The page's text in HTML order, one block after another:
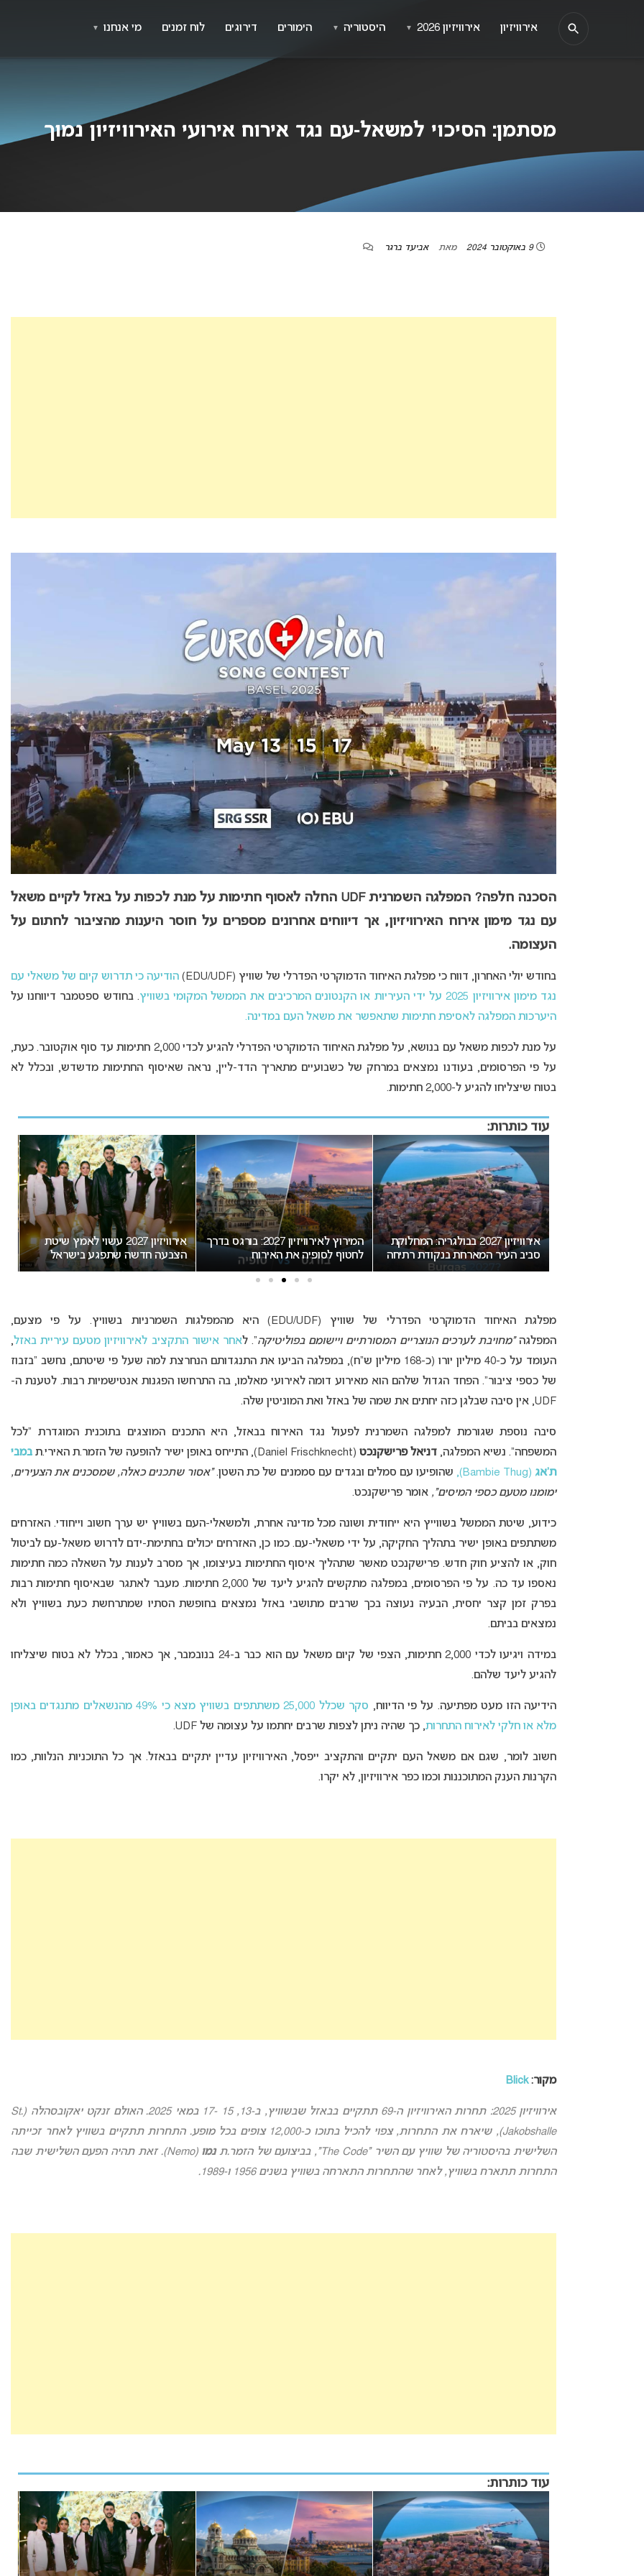
מסתמן: הסיכוי למשאל-עם נגד אירוח אירועי האירוויזיון נמוך
9 באוקטובר 2024 מאת אביעד ברגר
הסכנה חלפה? ה
מפלגה השמרנית UDF החלה לאסוף חתימות על מנת לכפות על באזל לקיים משאל
עם נגד מימון אירוח האירוויזיון, אך דיווחים אחרונים מספרים על חוסר היענות מהציבור לחתום על
העצומה.
בחודש יולי האחרון, דווח כי מפלגת האיחוד הדמוקרטי הפדרלי של שוויץ (EDU/UDF
) הודיעה כי תדרוש קיום של משאלי עם
נגד מימון אירוויזיון 2025 על ידי העיריות או הקנטונים המרכיבים את הממשל המקומי בשוויץ
. בחודש ספטמבר דיווחנו על
היערכות המפלגה לאסיפת חתימות שתאפשר את משאל העם במדינה.
על מנת לכפות משאל עם בנושא, על מפלגת האיחוד הדמוקרטי הפדרלי להגיע לכדי 2,000 חתימות עד סוף אוקטובר. כעת,
על פי הפרסומים, בעודנו נמצאים במרחק של כשבועיים מתאריך הדד-ליין, נראה שאיסוף החתימות מדשדש, ובכלל לא
בטוח שיצליחו להגיע ל-2,000 חתימות.
עוד כותרות:
אירוויזיון 2027 בבולגריה: המחלוקת
סביב העיר המארחת בנקודת רתיחה
המירוץ לאירוויזיון 2027: בורגס בדרך
לחטוף לסופיה את האירוח
אירוויזיון 2027 עשוי לאמץ שיטת
הצבעה חדשה שתפגע בישראל
מפלגת האיחוד הדמוקרטי הפדרלי של שוויץ (EDU/UDF) היא מהמפלגות השמרניות בשוויץ. על פי מצעם,
המפלגה“מחויבת לערכים הנוצריים המסורתיים ויישומם בפוליטיקה“. לאחר אישור התקציב לאירוויזיון מטעם עיריית באזל,
העומד על כ-40 מיליון יורו (כ-168 מיליון ש”ח), במפלגה הביעו את התנגדותם הנחרצת למה שעל פי שיטתם, נחשב “בזבוז
של כספי ציבור”. הפחד הגדול שלהם הוא מאירוע דומה לאירועי מאלמו, בה התרחשו הפגנות אנטישמיות רבות. לטענת ה-
UDF, אין סיבה שבלגן כזה יחתים את שמה של באזל ואת המוניטין שלה.
סיבה נוספת שגורמת למפלגה השמרנית לפעול נגד האירוח בבאזל, היא התכנים המוצגים בתוכנית המוגדרת “לכל
המשפחה”. נשיא המפלגה, דניאל פרישקנכט (Daniel Frischknecht), התייחס באופן ישיר להופעה של הזמר.ת האירי.ת
במבי
ת’אג (Bambie Thug), שהופיעו עם סמלים ובגדים עם סממנים של כת השטן.“אסור שתכנים כאלה, שמסכנים את הצעירים,
ימומנו מטעם כספי המיסים”, אומר פרישקנכט.
כידוע, שיטת הממשל בשווייץ היא ייחודית ושונה מכל מדינה אחרת, ולמשאלי-העם בשוויץ יש ערך חשוב וייחודי. האזרחים
משתתפים באופן ישיר בתהליך החקיקה, על ידי משאלי-עם. כמו כן, האזרחים יכולים בחתימת-ידם לדרוש משאל-עם לביטול
חוק, או להציע חוק חדש. פרישקנכט מאשר שתהליך איסוף החתימות בעיצומו, אך מסרב לענות על השאלה כמה חתימות
נאספו עד כה. על פי הפרסומים, במפלגה מתקשים להגיע ליעד של 2,000 חתימות. מעבר לאתגר שבאיסוף חתימות רבות
בפרק זמן קצר יחסית, הבעיה נעוצה בכך שרבים מתושבי באזל נמצאים בחופשת הסתיו שמתרחשת כעת בשוויץ ולא
נמצאים בביתם.
במידה ויגיעו ל
כדי 2,000 חתימות, הצפי של קיום משאל עם הוא כבר ב-24 בנובמבר, אך כאמור, בכלל לא בטוח שיצליחו
להגיע ליעד שלהם.
הידיעה הזו מעט מפתיעה. על פי הדיווח,
סקר שכלל 25,000 משתתפים בשוויץ מצא כי 49% מהנשאלים מתנגדים באופן
מלא או חלקי לאירוח התחרות, כך שהיה ניתן לצפות שרבים יחתמו על עצומה של UDF.
חשוב לומר, שגם אם משאל העם יתקיים והתקציב ייפסל, האירוויזיון עדיין יתקיים בבאזל. אך כל התוכניות הנלוות, כמו
הקרנות הענק המתוכננות וכמו כפר אירוויזיון, לא יקרו.
מקור:Blick
אירוויזיון 2025: תחרות האירוויזיון ה-69 תתקיים בבאזל שבשוויץ, ב-13, 15 -17 במאי 2025. האולם זנקט יאקובסהלה (St.
Jakobshalle), שיארח את התחרות, צפוי להכיל בתוכו כ-12,000 צופים בכל מופע. התחרות תתקיים בשוויץ לאחר זכייתה
השלישית בהיסטוריה של שוויץ עם השיר “The Code”, בביצועם של הזמר.ת
נמו
(Nemo). זאת תהיה הפעם השלישית שבה
התחרות תתארח בשוויץ, לאחר שהתחרות התארחה בשוויץ בשנים 1956 ו-1989.
עוד כותרות:
אירוויזיון אירוויזיון 2026 ▼ היסטוריה ▼ הימורים דירוגים לוח זמנים מי אנחנו ▼